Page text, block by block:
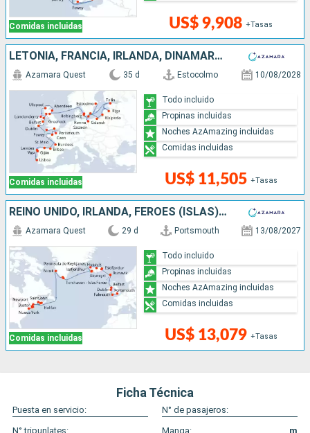
Comidas incluidas US$ 9,908 +Tasas
LETONIA, FRANCIA, IRLANDA, DINAMARCA, ESPAÑA, SUECIA, ESTONIA, POLONIA, LITUANIA, PORTUGAL, REINO UNIDO
Comidas incluidas
Azamara Quest 35 d Estocolmo 10/08/2028
US$ 11,505 +Tasas
Todo incluido
Propinas incluidas
Noches AzAmazing incluidas
Comidas incluidas
REINO UNIDO, IRLANDA, FÉROES (ISLAS), DINAMARCA, ISLANDIA, GROENLANDIA, CANADÁ, ESTADOS UNIDOS
Comidas incluidas
Azamara Quest 29 d Portsmouth 13/08/2027
US$ 13,079 +Tasas
Todo incluido
Propinas incluidas
Noches AzAmazing incluidas
Comidas incluidas
Ficha Técnica
Puesta en servicio:
N° de pasajeros:
N° tripunlates:
Manga:
m